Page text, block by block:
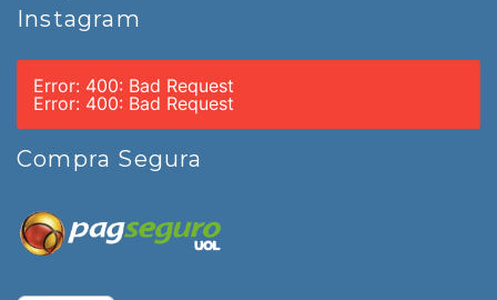
Instagram
Error: 400: Bad Request
Error: 400: Bad Request
Compra Segura